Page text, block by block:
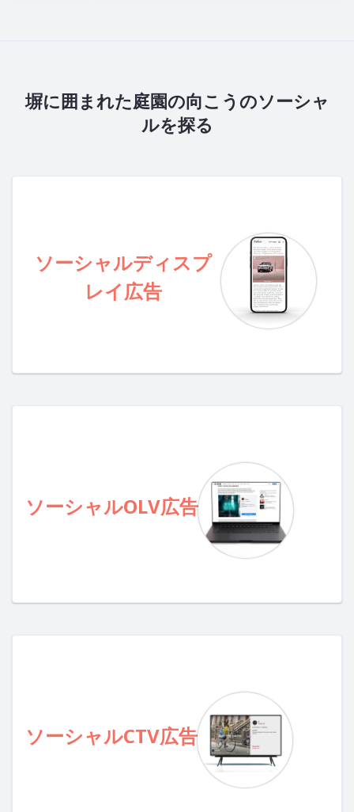
塀に囲まれた庭園の向こうのソーシャ
ルを探る
ソーシャルディスプ
レイ広告
ソーシャルOLV広告
ソーシャルCTV広告